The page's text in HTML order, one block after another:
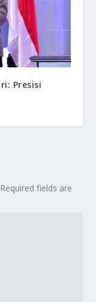
Presisi
Required fields are